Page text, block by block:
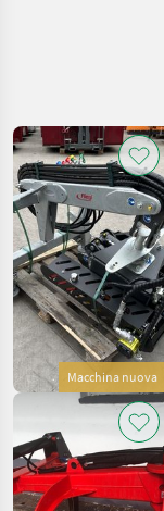
Macchina nuova